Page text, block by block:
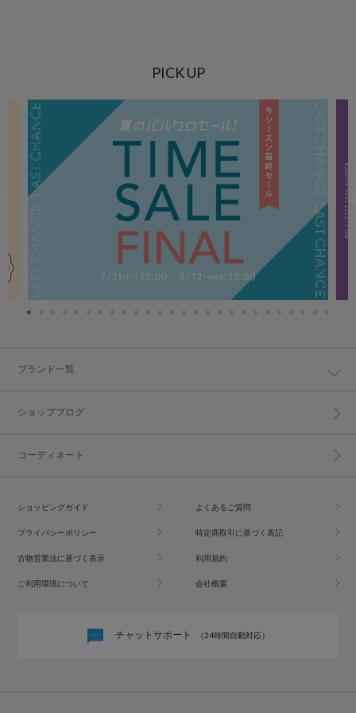
PICK UP
ブランド一覧
ショップブログ
コーディネート
ショッピングガイド よくあるご質問
プライバシーポリシー 特定商取引に基づく表記
古物営業法に基づく表示 利用規約
ご利用環境について 会社概要
チャットサポート （24時間自動対応）